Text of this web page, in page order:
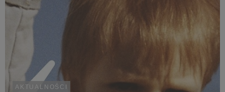
AKTUALNOŚCI